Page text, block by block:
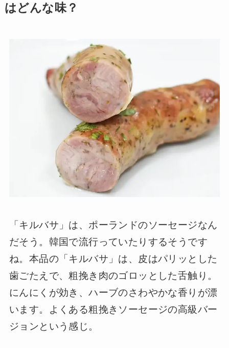
はどんな味？
「キルバサ」は、ポーランドのソーセージなん
だそう。韓国で流行っていたりするそうです
ね。本品の「キルバサ」は、皮はパリッとした
歯ごたえで、粗挽き肉のゴロッとした舌触り。
にんにくが効き、ハーブのさわやかな香りが漂
います。よくある粗挽きソーセージの高級バー
ジョンという感じ。